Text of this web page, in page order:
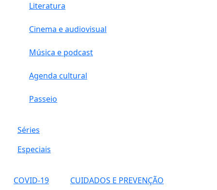
Literatura
Cinema e audiovisual
Música e podcast
Agenda cultural
Passeio
Séries
Especiais
COVID-19
CUIDADOS E PREVENÇÃO